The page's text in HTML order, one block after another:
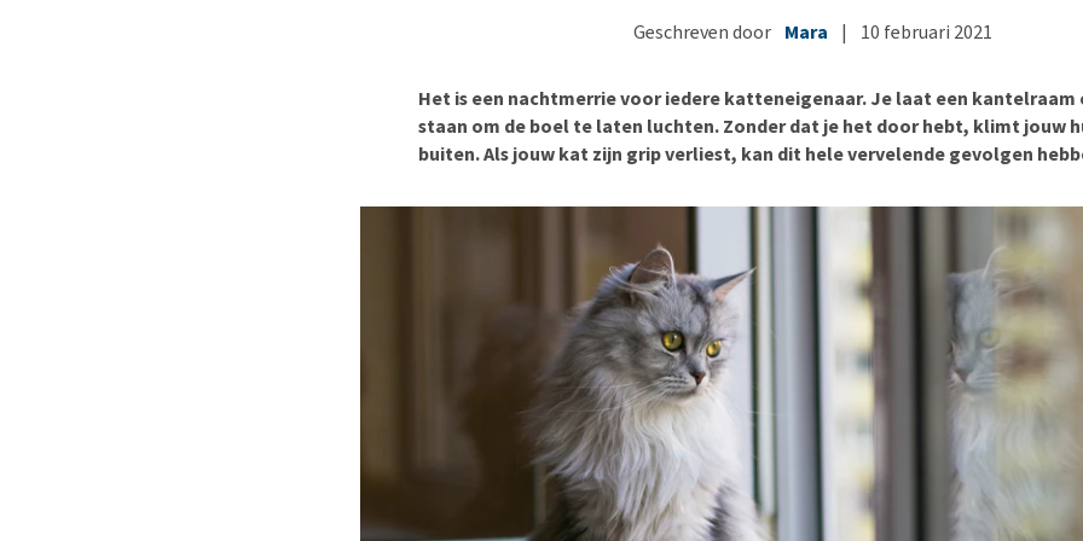
Vegan hondenvoer
Snacks
Voer- en drinkbakken
Puppy benodigdheden
Bekijk alles
Puppy apotheek
Bekijk alles
Bekijk alles
Ouderdom en dementie
Bekijk alles
Geschreven door Mara | 10 februari 2021
Het is een nachtmerrie voor iedere katteneigenaar. Je laat een kantelraam
staan om de boel te laten luchten. Zonder dat je het door hebt, klimt jouw
buiten. Als jouw kat zijn grip verliest, kan dit hele vervelende gevolgen